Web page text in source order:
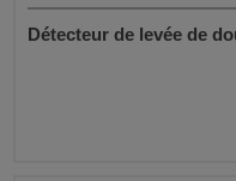
Détecteur de levée de